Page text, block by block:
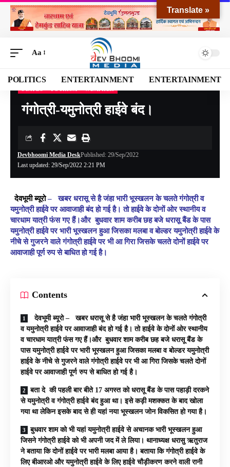
Aa
POLITICS ENTERTAINMENT ENTERTAINMENT
Devbhoomi Media>Blog>NATIONAL>STATES> गंगोत्री-यमुनोत्री हाईवे बंद।
गंगोत्री-यमुनोत्री हाईवे बंद।
Last updated: 29/Sep/2022 2:21 PM
Devbhoomi Media DeskPublished: 29/Sep/2022
देवभूमी ब्यूरो– खबर धरासू से है जंहा भारी भूस्खलन के चलते गंगोत्री व
यमुनोत्री हाईवे पर आवाजाही बंद हो गई है। तो हाईवे के दोनों ओर स्थानीय व
चारधाम यात्री फंस गए हैं।और बुधवार शाम करीब छह बजे धरासू बैंड के पास
यमुनोत्री हाईवे पर भारी भूस्खलन हुआ जिसका मलबा व बोल्डर यमुनोत्री हाईवे के
नीचे से गुजरने वाले गंगोत्री हाईवे पर भी आ गिरा जिसके चलते दोनों हाईवे पर
आवाजाही पूर्ण रुप से बाधित हो गई है।
Contents
देवभूमी ब्यूरो – खबर धरासू से है जंहा भारी भूस्खलन के चलते गंगोत्री
व यमुनोत्री हाईवे पर आवाजाही बंद हो गई है। तो हाईवे के दोनों ओर स्थानीय
व चारधाम यात्री फंस गए हैं।और बुधवार शाम करीब छह बजे धरासू बैंड के
पास यमुनोत्री हाईवे पर भारी भूस्खलन हुआ जिसका मलबा व बोल्डर यमुनोत्री
हाईवे के नीचे से गुजरने वाले गंगोत्री हाईवे पर भी आ गिरा जिसके चलते दोनों
हाईवे पर आवाजाही पूर्ण रुप से बाधित हो गई है।
बता दे की पहली बार बीते 17 अगस्त को धरासू बैंड के पास पहाड़ी दरकने
से यमुनोत्री व गंगोत्री हाईवे बंद हुआ था। इसे कड़ी मशक्कत के बाद खोला
गया था लेकिन इसके बाद से ही यहां नया भूस्खलन जोन विकसित हो गया है।
बुधवार शाम को भी यहां यमुनोत्री हाईवे से अचानक भारी भूस्खलन हुआ
जिसने गंगोत्री हाईवे को भी अपनी जद में ले लिया। थानाध्यक्ष धरासु ऋतुराज
ने बताया कि दोनों हाईवे पर भारी मलबा आया है। बताया कि गंगोत्री हाईवे के
लिए बीआरओ और यमुनोत्री हाईवे के लिए हाईवे चौड़ीकरण करने वाली रानी
Translate »